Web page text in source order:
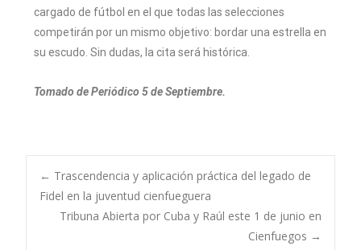
cargado de fútbol en el que todas las selecciones
competirán por un mismo objetivo: bordar una estrella en
su escudo. Sin dudas, la cita será histórica.
Tomado de Periódico 5 de Septiembre.
← Trascendencia y aplicación práctica del legado de
Fidel en la juventud cienfueguera
Tribuna Abierta por Cuba y Raúl este 1 de junio en
Cienfuegos →